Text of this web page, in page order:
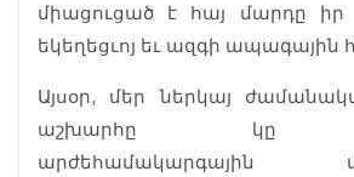
միացուցած է հայ մարդը
եկեղեցւոյ եւ ազգի ապագային
Այսօր, մեր ներկայ
աշխարհը կը
արժեհամակարգային